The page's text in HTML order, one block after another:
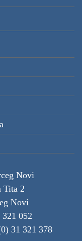
Novi
Tita 2
Novi
052
31 321 378